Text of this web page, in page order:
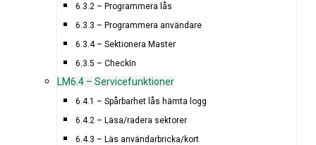
6.3.2 – Programmera lås
6.3.3 – Programmera användare
6.3.4 – Sektionera Master
6.3.5 – CheckIn
LM6.4 – Servicefunktioner
6.4.1 – Spårbarhet lås hämta logg
6.4.2 – Läsa/radera sektorer
6.4.3 – Läs användarbricka/kort